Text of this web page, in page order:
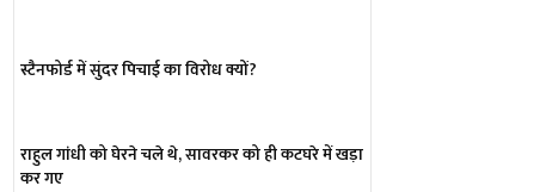
स्टैनफोर्ड में सुंदर पिचाई का विरोध क्यों?
राहुल गांधी को घेरने चले थे, सावरकर को ही कटघरे में खड़ा
कर गए